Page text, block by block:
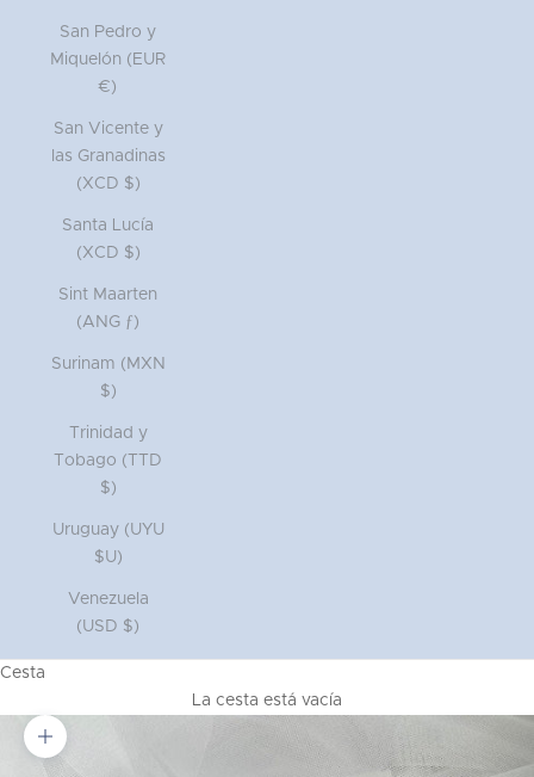
San Pedro y
Miquelón (EUR
€)
San Vicente y
las Granadinas
(XCD $)
Santa Lucía
(XCD $)
Sint Maarten
(ANG ƒ)
Surinam (MXN
$)
Trinidad y
Tobago (TTD
$)
Uruguay (UYU
$U)
Venezuela
(USD $)
Cesta
La cesta está vacía
Zoom